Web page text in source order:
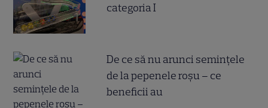
categoria I
De ce să nu arunci semințele
de la pepenele roșu – ce
beneficii au